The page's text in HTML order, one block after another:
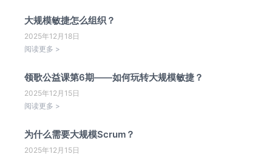
大规模敏捷怎么组织？
2025年12月18日
阅读更多 >
领歌公益课第6期——如何玩转大规模敏捷？
2025年12月15日
阅读更多 >
为什么需要大规模Scrum？
2025年12月15日